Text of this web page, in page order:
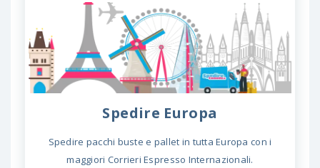
Spedire Europa
Spedire pacchi buste e pallet in tutta Europa con i
maggiori Corrieri Espresso Internazionali.